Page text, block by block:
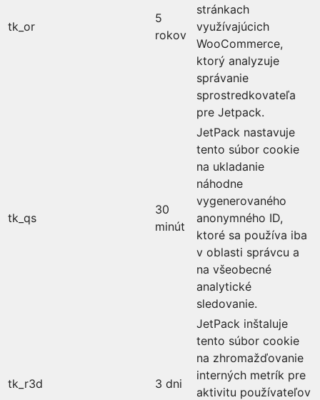
tk_or
5
rokov
stránkach
využívajúcich
WooCommerce,
ktorý analyzuje
správanie
sprostredkovateľa
pre Jetpack.
tk_qs
30
minút
JetPack nastavuje
tento súbor cookie
na ukladanie
náhodne
vygenerovaného
anonymného ID,
ktoré sa používa iba
v oblasti správcu a
na všeobecné
analytické
sledovanie.
tk_r3d 3 dni
JetPack inštaluje
tento súbor cookie
na zhromažďovanie
interných metrík pre
aktivitu používateľov